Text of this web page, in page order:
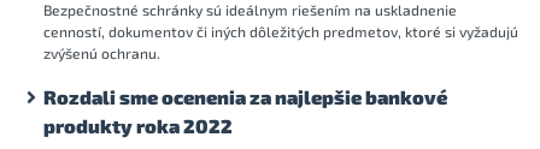
Bezpečnostné schránky sú ideálnym riešením na uskladnenie
cenností, dokumentov či iných dôležitých predmetov, ktoré si vyžadujú
zvýšenú ochranu.
Rozdali sme ocenenia za najlepšie bankové
produkty roka 2022